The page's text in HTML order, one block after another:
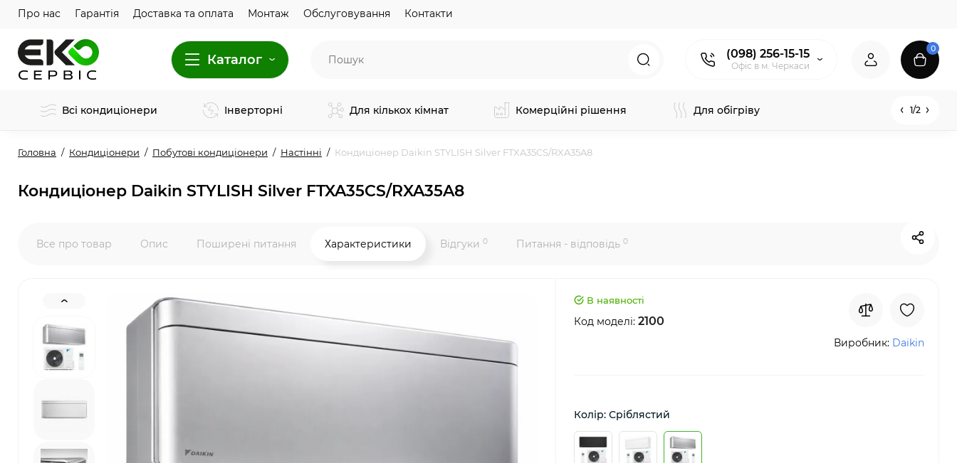
Про нас Гарантія Доставка та оплата Монтаж Обслуговування Контакти
Каталог (098) 256-15-15
Офіс в м. Черкаси
0
Всі кондиціонери Інверторні Для кількох кімнат Комерційні рішення Для обігріву 1/2
Головна Кондиціонери Побутові кондиціонери Настінні Кондиціонер Daikin STYLISH Silver FTXA35CS/RXA35A8
Кондиціонер Daikin STYLISH Silver FTXA35CS/RXA35A8
Все про товар Опис Поширені питання Характеристики Відгуки 0 Питання - відповідь 0
В наявності
Код моделі: 2100
Виробник: Daikin
Колір: Сріблястий